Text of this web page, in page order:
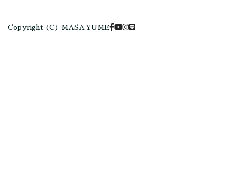
Copyright (C) MASAYUME